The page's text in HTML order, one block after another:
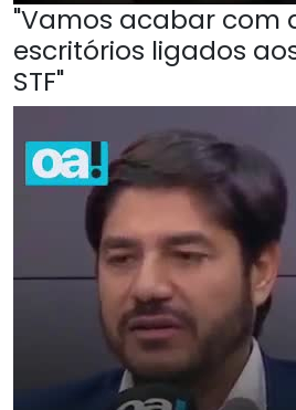
"Vamos acabar com
escritórios ligados
STF"